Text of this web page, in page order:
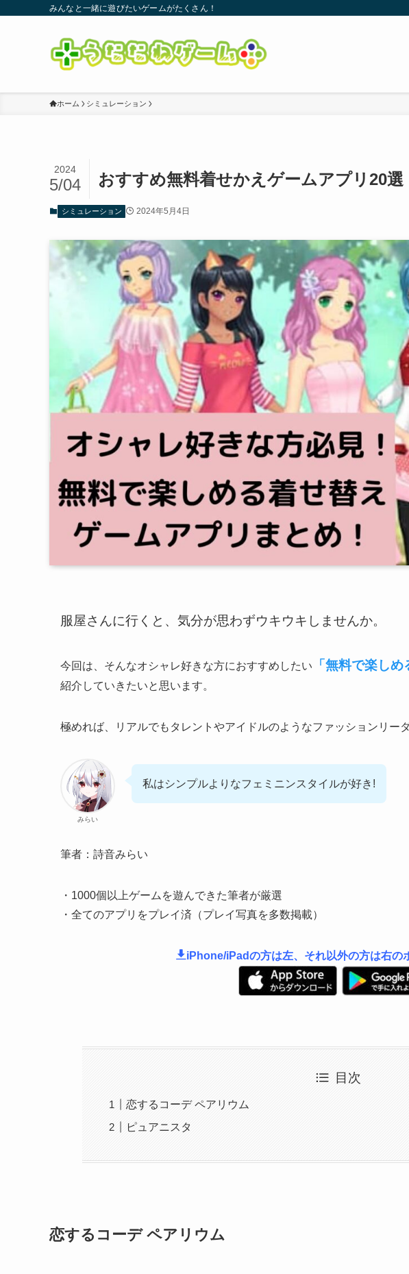
みんなと一緒に遊びたいゲームがたくさん！
ホーム シミュレーション
おすすめ無料着せかえゲームアプリ20
2024
5/04
シミュレーション 2024年5月4日
服屋さんに行くと、気分が思わずウキウキしませんか。
今回は、そんなオシャレ好きな方におすすめしたい 「無料で楽し
紹介していきたいと思います。
極めれば、リアルでもタレントやアイドルのようなファッションリー
みらい
私はシンプルよりなフェミニンスタイルが好き!
筆者：詩音みらい
・1000個以上ゲームを遊んできた筆者が厳選
・全てのアプリをプレイ済（プレイ写真を多数掲載）
iPhone/iPadの方は左、それ以外の方は右の
目次
恋するコーデ ペアリウム
ピュアニスタ
恋するコーデ ペアリウム